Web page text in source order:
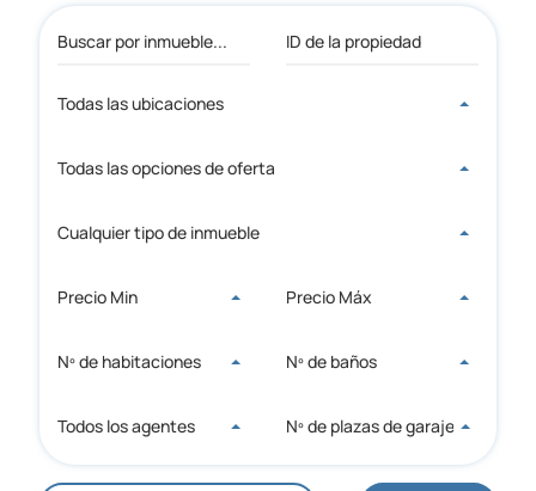
Todas las ubicaciones
Todas las opciones de oferta
Cualquier tipo de inmueble
Precio Min Precio Máx
Nº de habitaciones Nº de baños
Todos los agentes Nº de plazas de garaje